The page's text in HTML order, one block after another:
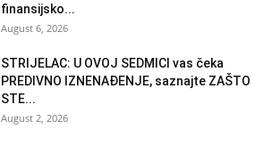
finansijsko...
August 6, 2026
STRIJELAC: U OVOJ SEDMICI vas čeka
PREDIVNO IZNENAĐENJE, saznajte ZAŠTO
STE...
August 2, 2026